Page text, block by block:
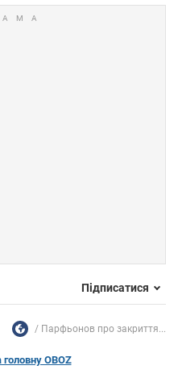
Підписатися
Парфьонов про закриття...
OBOZ